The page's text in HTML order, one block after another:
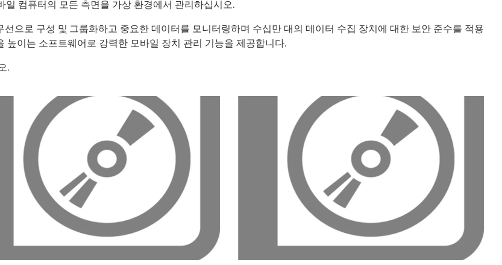
컴퓨터의 모든 측면을 가상 환경에서 관리하십시오.
으로 구성 및 그룹화하고 중요한 데이터를 모니터링하며 수십만 대의 데이터 수집 장치에 대한 보안 준수를 적용
이는 소프트웨어로 강력한 모바일 장치 관리 기능을 제공합니다.
.